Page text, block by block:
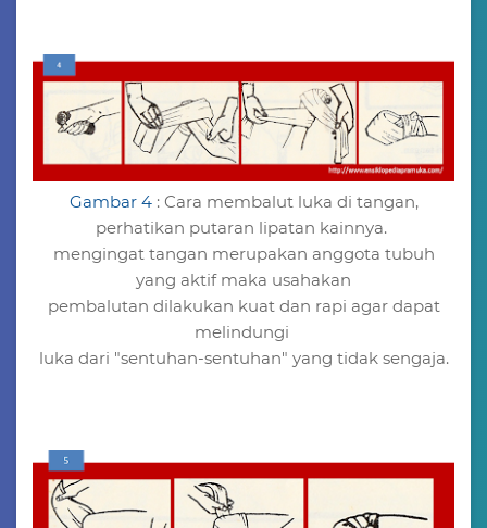
Gambar 4 : Cara membalut luka di tangan,
perhatikan putaran lipatan kainnya.
mengingat tangan merupakan anggota tubuh
yang aktif maka usahakan
pembalutan dilakukan kuat dan rapi agar dapat
melindungi
luka dari "sentuhan-sentuhan" yang tidak sengaja.